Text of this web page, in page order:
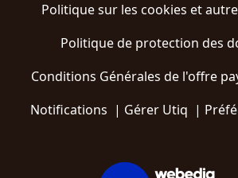
Politique sur les cookies et
Politique de protection des
Conditions Générales de l'offre
Notifications | Gérer Utiq |